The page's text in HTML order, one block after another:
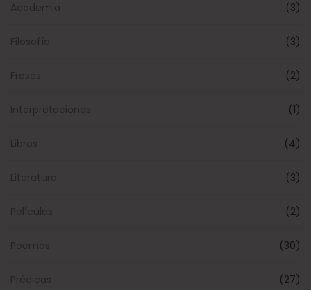
Academia (3)
Filosofía (3)
Frases (2)
Interpretaciones (1)
Libros (4)
Literatura (3)
Películas (2)
Poemas (30)
Prédicas (27)